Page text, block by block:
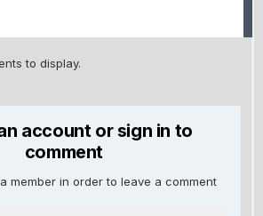
to display.
account or sign in to
comment
member in order to leave a comment